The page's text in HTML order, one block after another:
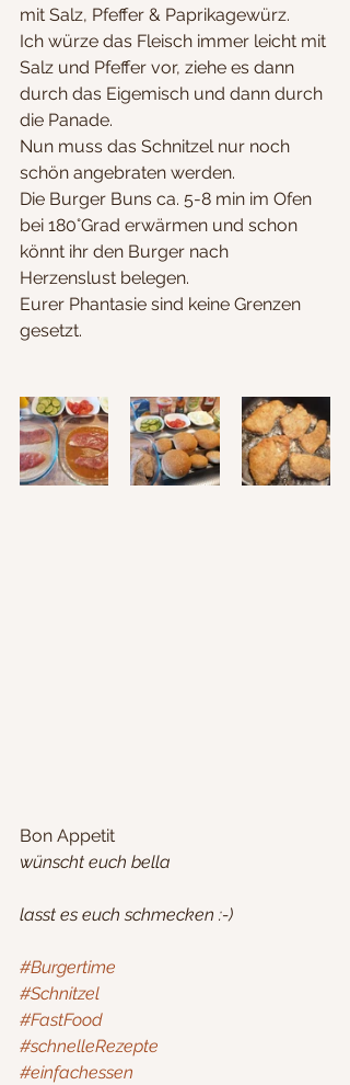
mit Salz, Pfeffer & Paprikagewürz.
Ich würze das Fleisch immer leicht mit
Salz und Pfeffer vor, ziehe es dann
durch das Eigemisch und dann durch
die Panade.
Nun muss das Schnitzel nur noch
schön angebraten werden.
Die Burger Buns ca. 5-8 min im Ofen
bei 180°Grad erwärmen und schon
könnt ihr den Burger nach
Herzenslust belegen.
Eurer Phantasie sind keine Grenzen
gesetzt.
Bon Appetit
wünscht euch bella
lasst es euch schmecken :-)
#Burgertime
#Schnitzel
#FastFood
#schnelleRezepte
#einfachessen